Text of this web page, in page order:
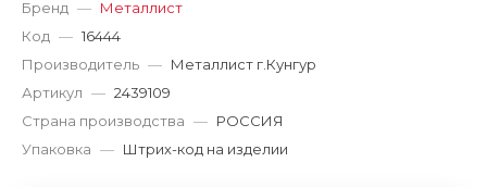
Бренд — Металлист
Код — 16444
Производитель — Металлист г.Кунгур
Артикул — 2439109
Страна производства — РОССИЯ
Упаковка — Штрих-код на изделии